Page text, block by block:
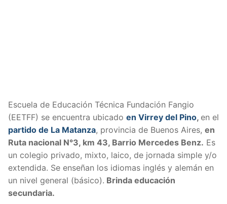
Escuela de Educación Técnica Fundación Fangio
(EETFF) se encuentra ubicado en Virrey del Pino, en el
partido de La Matanza, provincia de Buenos Aires, en
Ruta nacional N°3, km 43, Barrio Mercedes Benz. Es
un colegio privado, mixto, laico, de jornada simple y/o
extendida. Se enseñan los idiomas inglés y alemán en
un nivel general (básico). Brinda educación
secundaria.